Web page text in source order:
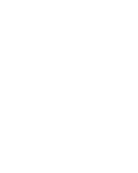
21 de
22 de
28 de
29 de
5 de abril: